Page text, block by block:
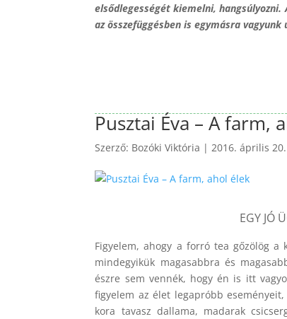
elsődlegességét kiemelni,
az összefüggésben is egymásra
Pusztai Éva – A farm,
Szerző: Bozóki Viktória |2016. április 20.
EGY JÓ
Figyelem, ahogy a forró tea gőzölög
mindegyikük magasabbra és
észre sem vennék, hogy én is itt
figyelem az élet legapróbb
kora tavasz dallama, madarak